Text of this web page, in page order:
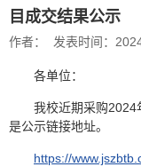
目成交结果公示
作者： 发表时间：
各单位：
我校近期采购2024
是公示链接地址。
https://